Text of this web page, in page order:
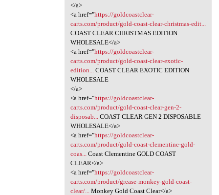
</a>
<a href="https://goldcoastclear-
carts.com/product/gold-coast-clear-christmas-edit...
COAST CLEAR CHRISTMAS EDITION
WHOLESALE</a>
<a href="https://goldcoastclear-
carts.com/product/gold-coast-clear-exotic-
edition...
COAST CLEAR EXOTIC EDITION
WHOLESALE
</a>
<a href="https://goldcoastclear-
carts.com/product/gold-coast-clear-gen-2-
disposab...
COAST CLEAR GEN 2 DISPOSABLE
WHOLESALE</a>
<a href="https://goldcoastclear-
carts.com/product/gold-coast-clementine-gold-
coas...
Coast Clementine GOLD COAST
CLEAR</a>
<a href="https://goldcoastclear-
carts.com/product/grease-monkey-gold-coast-
clear/...
Monkey Gold Coast Clear</a>